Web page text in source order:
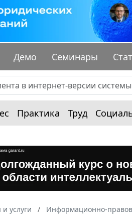
Демо Семинары
Практика Труд
услуги Информационно-